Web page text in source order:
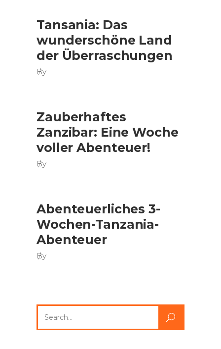
Tansania: Das
wunderschöne Land
der Überraschungen
By
Zauberhaftes
Zanzibar: Eine Woche
voller Abenteuer!
By
Abenteuerliches 3-
Wochen-Tanzania-
Abenteuer
By
for: